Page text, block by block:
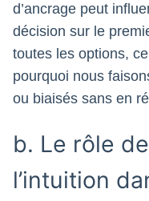
d’ancrage peut
décision sur le
toutes les options,
pourquoi nous
ou biaisés sans en
b. Le rôle
l’intuition